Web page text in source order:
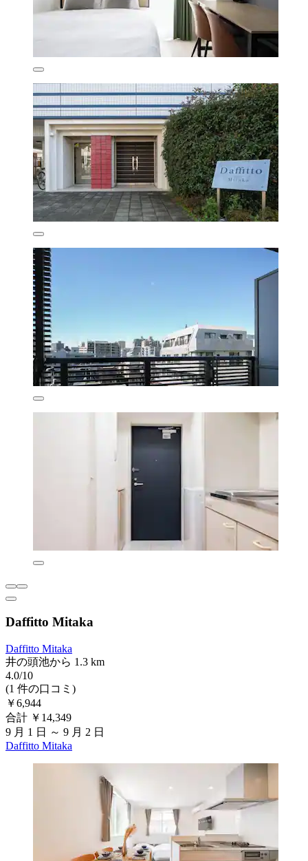
Daffitto Mitaka
Daffitto Mitaka
井の頭池から 1.3 km
4.0/10
(1 件の口コミ)
￥6,944
合計 ￥14,349
9 月 1 日 ～ 9 月 2 日
Daffitto Mitaka